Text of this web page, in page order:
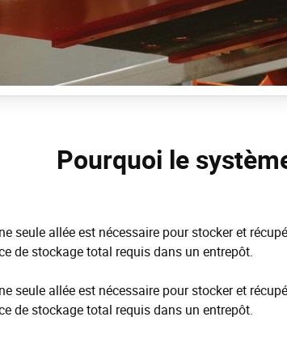
Pourquoi le
seule allée est nécessaire pour stocker et
de stockage total requis dans un entrepôt.
seule allée est nécessaire pour stocker et
de stockage total requis dans un entrepôt.